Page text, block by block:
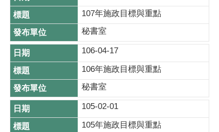
107年施政目標與重點
秘書室
106-04-17
106年施政目標與重點
秘書室
105-02-01
105年施政目標與重點